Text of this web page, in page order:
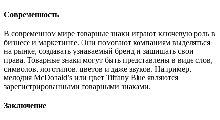
Современность
В современном мире товарные знаки играют ключевую роль в
бизнесе и маркетинге. Они помогают компаниям выделяться
на рынке, создавать узнаваемый бренд и защищать свои
права. Товарные знаки могут быть представлены в виде слов,
символов, логотипов, цветов и даже звуков. Например,
мелодия McDonald’s или цвет Tiffany Blue являются
зарегистрированными товарными знаками.
Заключение